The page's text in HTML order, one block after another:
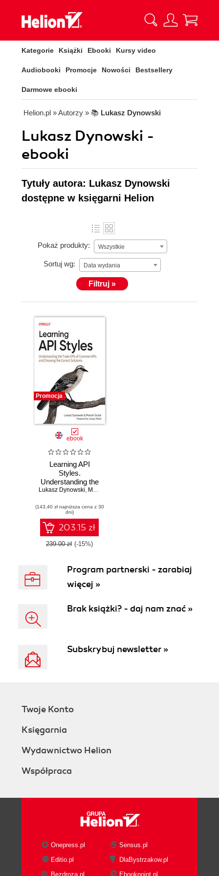
Kategorie Książki Ebooki Kursy video
Audiobooki Promocje Nowości Bestsellery
Darmowe ebooki
Helion.pl » Autorzy » 📚 Lukasz Dynowski
Lukasz Dynowski -
ebooki
Tytuły autora: Lukasz Dynowski
dostępne w księgarni Helion
Pokaż produkty: Wszystkie
Sortuj wg: Data wydania
Filtruj »
Promocja
ebook
Learning API
Styles.
Understanding the
Trade-Offs of
Choosing the
Correct Solutions
Lukasz Dynowski, Marcin Dulak
(143,40 zł najniższa cena z 30
dni)
203.15 zł
239.00 zł (-15%)
Program partnerski - zarabiaj
więcej »
Brak książki? - daj nam znać »
Subskrybuj newsletter »
Twoje Konto
Księgarnia
Wydawnictwo Helion
Współpraca
Onepress.pl
Sensus.pl
Editio.pl
DlaBystrzakow.pl
Bezdroza.pl
Ebookpoint.pl